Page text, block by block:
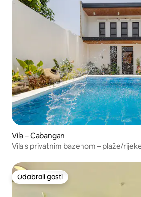
Vila – Cabangan
Vila s privatnim bazenom – plaže/
Odabrali gosti
Odabrali gosti